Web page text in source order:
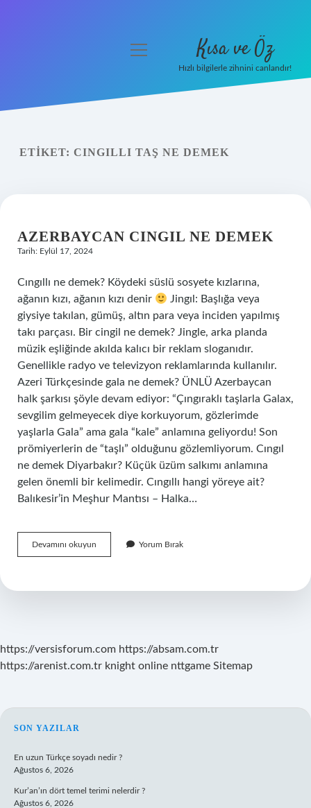
Yasal Uyarı
menüyü
Kısa ve Öz
Hızlı bilgilerle zihnini canlandır!
ETIKET: CINGILLI TAŞ NE DEMEK
AZERBAYCAN CINGIL NE DEMEK
Tarih: Eylül 17, 2024
Cıngıllı ne demek? Köydeki süslü sosyete kızlarına,
ağanın kızı, ağanın kızı denir
Jingıl: Başlığa veya
giysiye takılan, gümüş, altın para veya inciden yapılmış
takı parçası. Bir cingil ne demek? Jingle, arka planda
müzik eşliğinde akılda kalıcı bir reklam sloganıdır.
Genellikle radyo ve televizyon reklamlarında kullanılır.
Azeri Türkçesinde gala ne demek? ÜNLÜ Azerbaycan
halk şarkısı şöyle devam ediyor: “Çıngıraklı taşlarla Galax,
sevgilim gelmeyecek diye korkuyorum, gözlerimde
yaşlarla Gala” ama gala “kale” anlamına geliyordu! Son
prömiyerlerin de “taşlı” olduğunu gözlemliyorum. Cıngıl
ne demek Diyarbakır? Küçük üzüm salkımı anlamına
gelen önemli bir kelimedir. Cıngıllı hangi yöreye ait?
Balıkesir’in Meşhur Mantısı – Halka…
Devamını okuyun Azerbaycan
Cıngıl
Yorum Bırak
https://versisforum.com https://absam.com.tr
https://arenist.com.tr knight online nttgame Sitemap
SIDEBAR
SON YAZILAR
En uzun Türkçe soyadı nedir ?
Ağustos 6, 2026
Kur’an’ın dört temel terimi nelerdir ?
Ağustos 6, 2026